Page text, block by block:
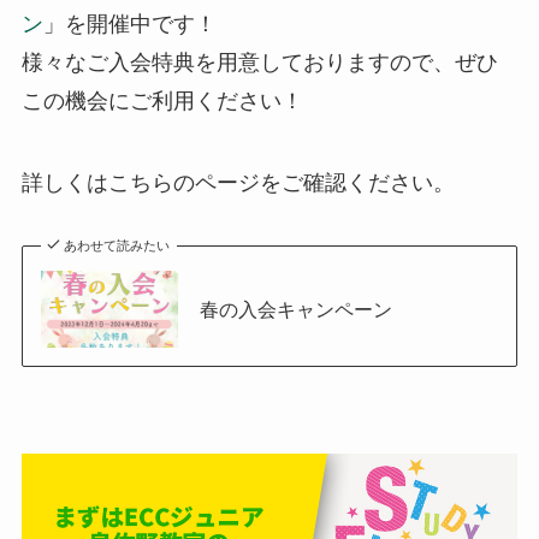
ン 」を開催中です！
様々なご入会特典を用意しておりますので、ぜひ
この機会にご利用ください！
詳しくはこちらのページをご確認ください。
あわせて読みたい
春の入会キャンペーン